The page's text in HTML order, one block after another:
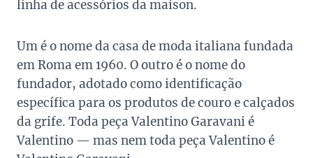
linha de acessórios da maison.
Um é o nome da casa de moda italiana fundada
em Roma em 1960. O outro é o nome do
fundador, adotado como identificação
específica para os produtos de couro e calçados
da grife. Toda peça Valentino Garavani é
Valentino — mas nem toda peça Valentino é